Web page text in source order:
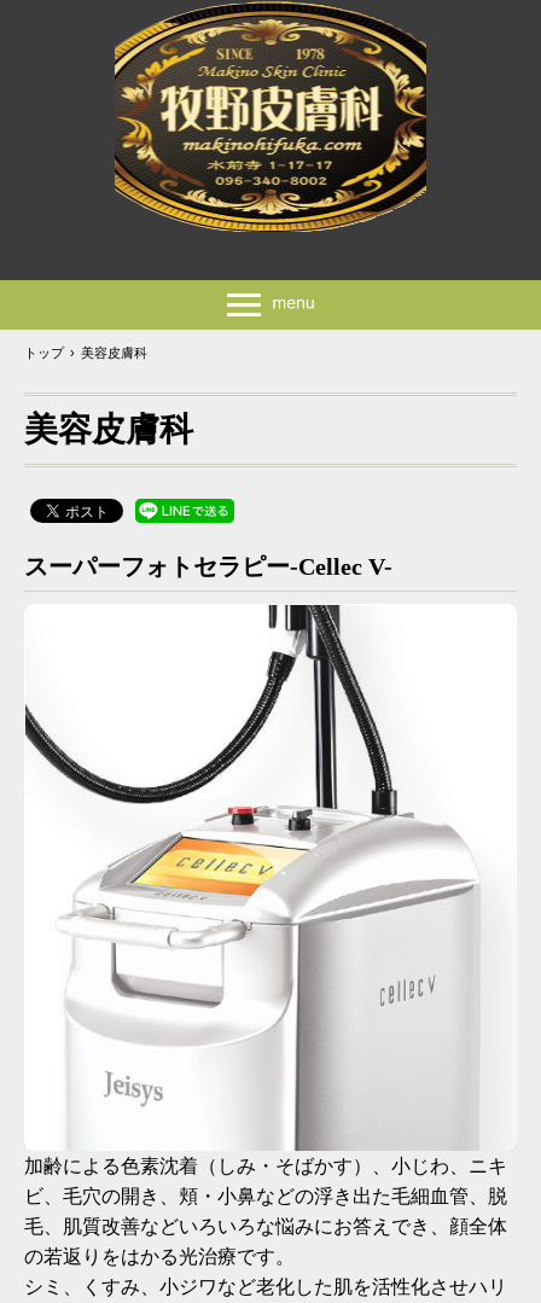
トップ › 美容皮膚科
美容皮膚科
スーパーフォトセラピー-Cellec V-
加齢による色素沈着（しみ・そばかす）、小じわ、ニキ
ビ、毛穴の開き、頬・小鼻などの浮き出た毛細血管、脱
毛、肌質改善などいろいろな悩みにお答えでき、顔全体
の若返りをはかる光治療です。
シミ、くすみ、小ジワなど老化した肌を活性化させハリ